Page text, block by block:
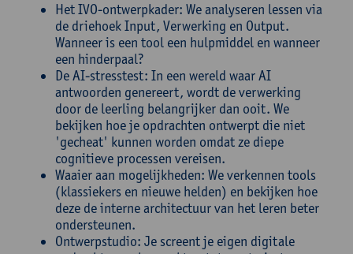
Het IVO-ontwerpkader: We analyseren lessen via
de driehoek Input, Verwerking en Output.
Wanneer is een tool een hulpmiddel en wanneer
een hinderpaal?
De AI-stresstest: In een wereld waar AI
antwoorden genereert, wordt de verwerking
door de leerling belangrijker dan ooit. We
bekijken hoe je opdrachten ontwerpt die niet
'gecheat' kunnen worden omdat ze diepe
cognitieve processen vereisen.
Waaier aan mogelijkheden: We verkennen tools
(klassiekers en nieuwe helden) en bekijken hoe
deze de interne architectuur van het leren beter
ondersteunen.
Ontwerpstudio: Je screent je eigen digitale